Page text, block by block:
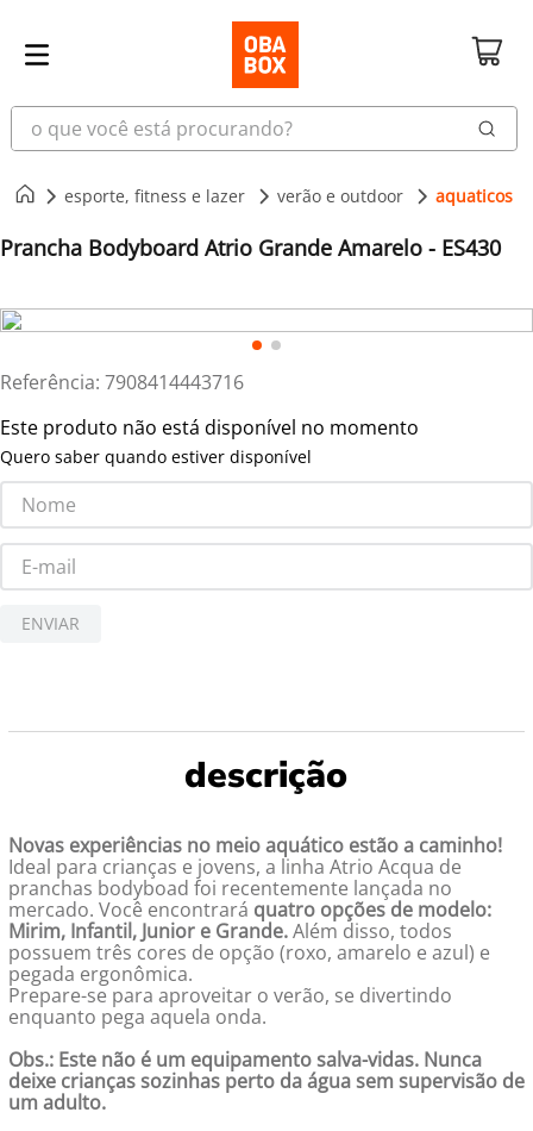
o que você está procurando?
esporte, fitness e lazer verão e outdoor aquaticos
Prancha Bodyboard Atrio Grande Amarelo - ES430
Referência: 7908414443716
Este produto não está disponível no momento
Quero saber quando estiver disponível
ENVIAR
Novas experiências no meio aquático estão a caminho!
Ideal para crianças e jovens, a linha Atrio Acqua de
pranchas bodyboad foi recentemente lançada no
mercado. Você encontrará quatro opções de modelo:
Mirim, Infantil, Junior e Grande.Além disso, todos
possuem três cores de opção (roxo, amarelo e azul) e
pegada ergonômica.
Prepare-se para aproveitar o verão, se divertindo
enquanto pega aquela onda.
Obs.: Este não é um equipamento salva-vidas. Nunca
deixe crianças sozinhas perto da água sem supervisão de
um adulto.